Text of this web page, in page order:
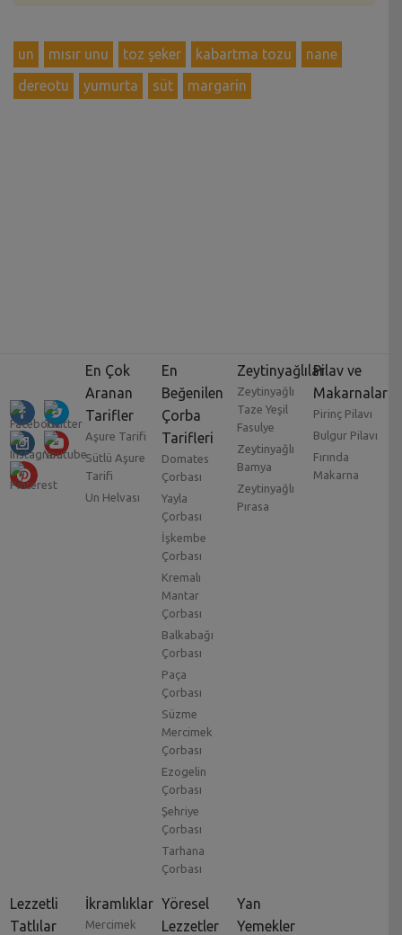
un mısır unu toz şeker kabartma tozu
nane
dereotu
yumurta süt margarin
En Çok
Aranan
Tarifler
Aşure Tarifi
Sütlü Aşure
Tarifi
Un Helvası
En
Beğenilen
Çorba
Tarifleri
Domates
Çorbası
Yayla
Çorbası
İşkembe
Çorbası
Kremalı
Mantar
Çorbası
Balkabağı
Çorbası
Paça
Çorbası
Süzme
Mercimek
Çorbası
Ezogelin
Çorbası
Şehriye
Çorbası
Tarhana
Çorbası
Zeytinyağlılar
Zeytinyağlı
Taze Yeşil
Fasulye
Zeytinyağlı
Bamya
Zeytinyağlı
Pırasa
Pilav ve
Makarnalar
Pirinç Pilavı
Bulgur Pilavı
Fırında
Makarna
Lezzetli
Tatlılar
İkramlıklar
Mercimek
Yöresel
Lezzetler
Yan
Yemekler